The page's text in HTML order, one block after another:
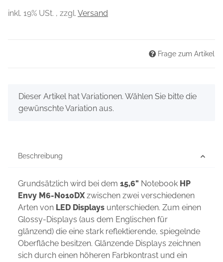
inkl. 19% USt. , zzgl. Versand
Frage zum Artikel
x
Dieser Artikel hat Variationen. Wählen Sie bitte die
gewünschte Variation aus.
Beschreibung
Grundsätzlich wird bei dem 15,6" Notebook HP
Envy M6-N010DXzwischen zwei verschiedenen
Arten von LED Displays unterschieden. Zum einen
Glossy-Displays (aus dem Englischen für
glänzend) die eine stark reflektierende, spiegelnde
Oberfläche besitzen. Glänzende Displays zeichnen
sich durch einen höheren Farbkontrast und ein